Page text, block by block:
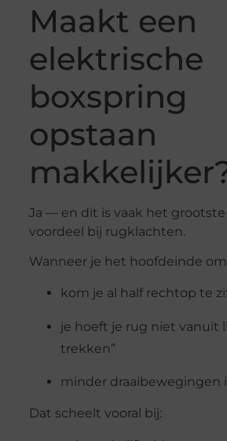
Maakt een
elektrische
boxspring
opstaan
Ja — en dit is vaak het
voordeel bij rugklachten.
Wanneer je het hoofdeinde
kom je al half rechtop te
je hoeft je rug niet vanuit
trekken”
minder draaibewegingen
Dat scheelt vooral bij: